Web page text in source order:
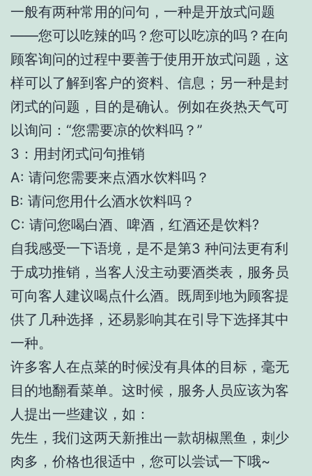
一般有两种常用的问句，一种是开放式问题
——您可以吃辣的吗？您可以吃凉的吗？在向
顾客询问的过程中要善于使用开放式问题，这
样可以了解到客户的资料、信息；另一种是封
闭式的问题，目的是确认。例如在炎热天气可
以询问：“您需要凉的饮料吗？”
3：用封闭式问句推销
A: 请问您需要来点酒水饮料吗？
B: 请问您用什么酒水饮料吗？
C: 请问您喝白酒、啤酒，红酒还是饮料?
自我感受一下语境，是不是第3 种问法更有利
于成功推销，当客人没主动要酒类表，服务员
可向客人建议喝点什么酒。既周到地为顾客提
供了几种选择，还易影响其在引导下选择其中
一种。
许多客人在点菜的时候没有具体的目标，毫无
目的地翻看菜单。这时候，服务人员应该为客
人提出一些建议，如：
先生，我们这两天新推出一款胡椒黑鱼，刺少
肉多，价格也很适中，您可以尝试一下哦~